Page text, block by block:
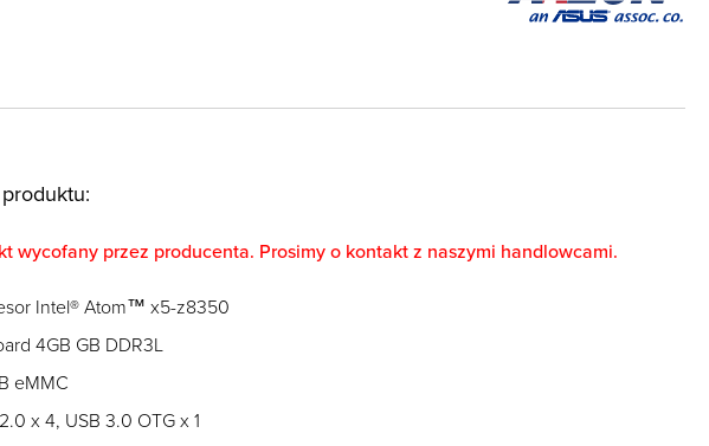
wycofany przez producenta. Prosimy o kontakt z naszymi handlowcami.
Intel® Atom™ x5-z8350
4GB GB DDR3L
eMMC
x 4, USB 3.0 OTG x 1